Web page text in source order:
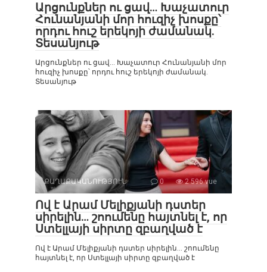
Արցունքներ ու ցավ… Խաչատուր
Հունանյանի մոր հուզիչ խոսքը՝
որդու հուշ երեկոյի ժամանակ.
Տեսանյութ
Արցունքներ ու ցավ… Խաչատուր Հունանյանի մոր
հուզիչ խոսքը՝ որդու հուշ երեկոյի ժամանակ.
Տեսանյութ
ՔԱՂԱՔԱԿԱՆՈՒԹՅՈՒՆ 0 2 596 vue
Ով է Արամ Մելիքյանի դստեր
սիրելին… շոումենը հայտնել է, որ
Ստելլայի սիրտը զբաղված է
Ով է Արամ Մելիքյանի դստեր սիրելին… շոումենը
հայտնել է, որ Ստելլայի սիրտը զբաղված է